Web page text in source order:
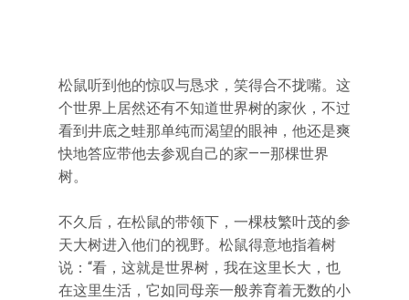
松鼠听到他的惊叹与恳求，笑得合不拢嘴。这
个世界上居然还有不知道世界树的家伙，不过
看到井底之蛙那单纯而渴望的眼神，他还是爽
快地答应带他去参观自己的家——那棵世界
树。
不久后，在松鼠的带领下，一棵枝繁叶茂的参
天大树进入他们的视野。松鼠得意地指着树
说：“看，这就是世界树，我在这里长大，也
在这里生活，它如同母亲一般养育着无数的小